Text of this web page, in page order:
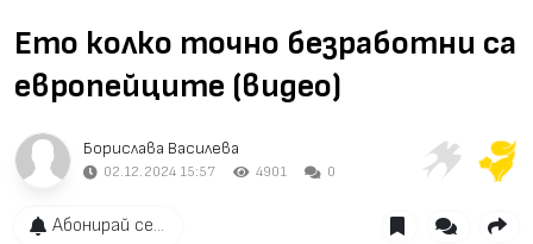
Video
Ето колко точно безработни са
европейците (видео)
Борислава Василева
02.12.2024 15:57 4901 0
Абонирай се...